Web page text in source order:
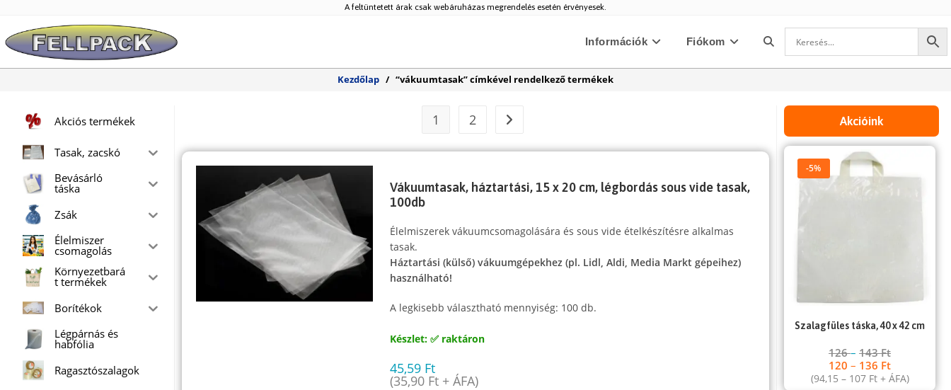
content
A feltüntetett árak csak webáruházas megrendelés esetén érvényesek.
Információk Fiókom Toggle
search
Kezdőlap / “vákuumtasak” címkével rendelkező termékek
1 2
Vákuumtasak, háztartási, 15 x 20 cm, légbordás sous vide tasak,
100db
Élelmiszerek vákuumcsomagolására és sous vide ételkészítésre alkalmas
tasak.
Háztartási (külső) vákuumgépekhez (pl. Lidl, Aldi, Media Markt gépeihez)
használható!
A legkisebb választható mennyiség: 100 db.
Készlet: ✅ raktáron
45,59 Ft
(35,90 Ft + ÁFA)
Akciós termékek
Tasak, zacskó
Bevásárló
táska
Zsák
Élelmiszer
csomagolás
Környezetbará
t termékek
Borítékok
Légpárnás és
habfólia
Ragasztószalagok
Akcióink
-5%
Szalagfüles táska, 40 x 42 cm
126–143Ft
120– 136 Ft
(94,15 – 107 Ft+ ÁFA)